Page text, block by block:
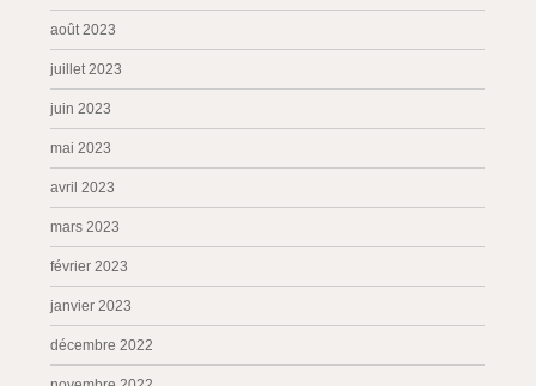
août 2023
juillet 2023
juin 2023
mai 2023
avril 2023
mars 2023
février 2023
janvier 2023
décembre 2022